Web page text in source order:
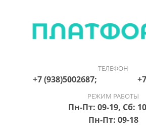
ТЕЛЕФОН
+7 (938)5002687; +7
РЕЖИМ РАБОТЫ
Пн-Пт: 09-19, Сб:
Пн-Пт: 09-18